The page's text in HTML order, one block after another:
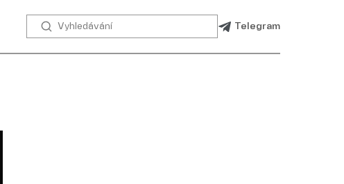
Telegram